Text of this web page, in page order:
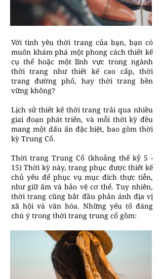
Với tình yêu thời trang của bạn, bạn có
muốn khám phá một phong cách thiết kế
cụ thể hoặc một lĩnh vực trong ngành
thời trang như thiết kế cao cấp, thời
trang đường phố, hay thời trang bền
vững không?
Lịch sử thiết kế thời trang trải qua nhiều
giai đoạn phát triển, và mỗi thời kỳ đều
mang một dấu ấn đặc biệt, bao gồm thời
kỳ Trung Cổ.
Thời trang Trung Cổ (khoảng thế kỷ 5 -
15) Thời kỳ này, trang phục được thiết kế
chủ yếu để phục vụ mục đích thực tiễn,
như giữ ấm và bảo vệ cơ thể. Tuy nhiên,
thời trang cũng bắt đầu phản ánh địa vị
xã hội và văn hóa. Những yếu tố đáng
chú ý trong thời trang trung cổ gồm: